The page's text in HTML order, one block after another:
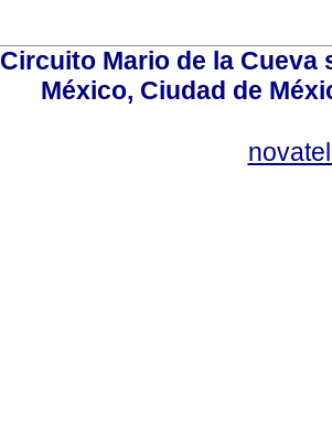
Circuito Mario de la Cueva
México, Ciudad de